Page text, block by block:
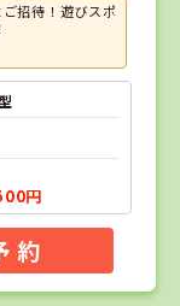
招待！遊びスポ
円
約